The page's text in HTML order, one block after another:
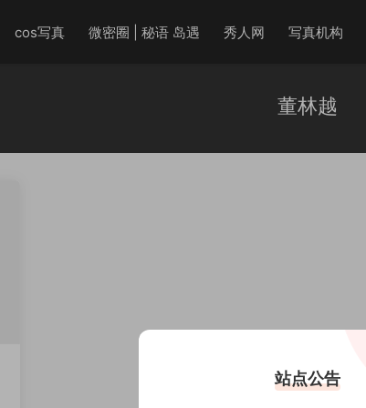
cos写真 微密圈 | 秘语 岛遇 秀人网 写真机构
董林越
站点公告